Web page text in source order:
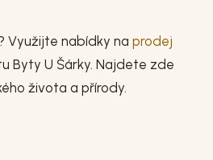
Využijte nabídky na prodej
Byty U Šárky. Najdete zde
života a přírody.